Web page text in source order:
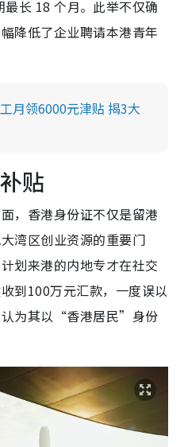
长 18 个月。此举不仅确
降低了企业聘请本港青年
月领6000元津贴 揭3大
贴
，香港身份证不仅是留港
湾区创业资源的重要门
划来港的内地专才在社交
到100万元汇款，一度误以
认为其以“香港居民”身份